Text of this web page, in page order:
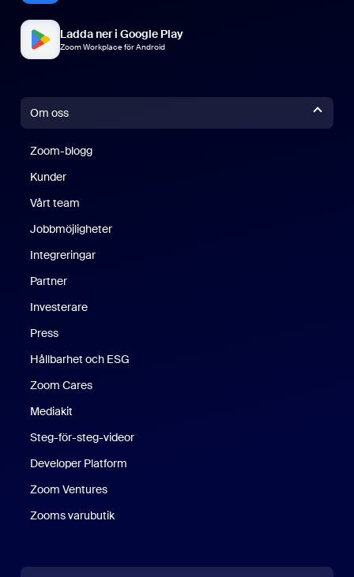
Ladda ner i Google Play
Zoom Workplace för Android
Om oss
Zoom-blogg
Kunder
Vårt team
Jobbmöjligheter
Integreringar
Partner
Investerare
Press
Hållbarhet och ESG
Zoom Cares
Mediakit
Steg-för-steg-videor
Developer Platform
Zoom Ventures
Zooms varubutik